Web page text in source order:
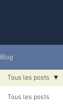
Blog
Tous les posts
Tous les posts